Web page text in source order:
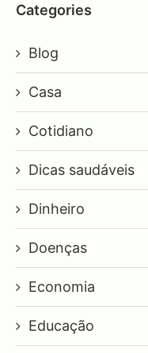
Categories
Blog
Casa
Cotidiano
Dicas saudáveis
Dinheiro
Doenças
Economia
Educação